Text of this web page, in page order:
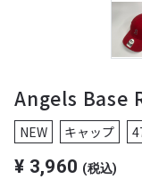
Angels Base
NEW キャップ
¥ 3,960 (税込)